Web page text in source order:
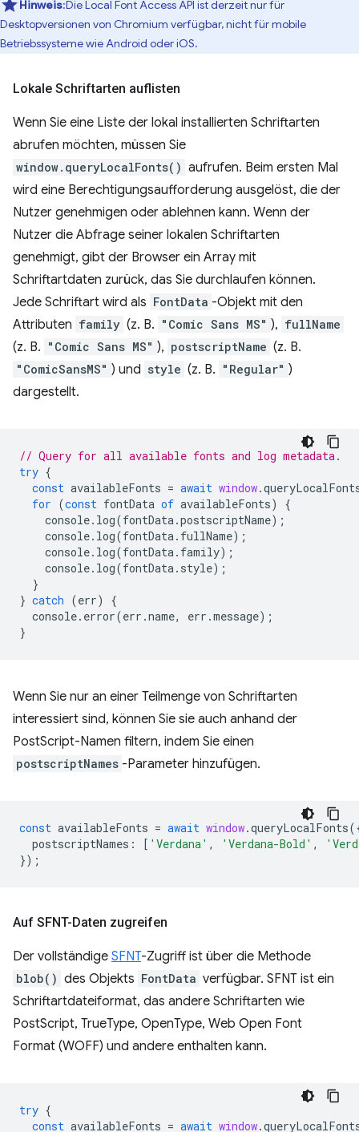
Hinweis:Die Local Font Access API ist derzeit nur für
Desktopversionen von Chromium verfügbar, nicht für mobile
Betriebssysteme wie Android oder iOS.
Lokale Schriftarten auflisten
Wenn Sie eine Liste der lokal installierten Schriftarten
abrufen möchten, müssen Sie
window.queryLocalFonts() aufrufen. Beim ersten Mal
wird eine Berechtigungsaufforderung ausgelöst, die der
Nutzer genehmigen oder ablehnen kann. Wenn der
Nutzer die Abfrage seiner lokalen Schriftarten
genehmigt, gibt der Browser ein Array mit
Schriftartdaten zurück, das Sie durchlaufen können.
Jede Schriftart wird als FontData -Objekt mit den
Attributen family (z. B. "Comic Sans MS" ), fullName
(z. B. "Comic Sans MS" ), postscriptName (z. B.
"ComicSansMS" ) und style (z. B. "Regular" )
dargestellt.
// Query for all available fonts and log metadata.
try {
const availableFonts = await window.
for (const fontData of availableFonts)
{
console. log(fontData.postscriptName);
console. log(fontData. fullName);
console. log(fontData. family);
console. log(fontData. style);
}
} catch (err)
{
console. error(err .name, err .message);
}
Wenn Sie nur an einer Teilmenge von Schriftarten
interessiert sind, können Sie sie auch anhand der
PostScript-Namen filtern, indem Sie einen
postscriptNames -Parameter hinzufügen.
const availableFonts = await window.queryLocalFonts
postscriptNames : [ 'Verdana' , 'Verdana-Bold' ,
});
Auf SFNT-Daten zugreifen
Der vollständige SFNT-Zugriff ist über die Methode
blob() des Objekts FontData verfügbar. SFNT ist ein
Schriftartdateiformat, das andere Schriftarten wie
PostScript, TrueType, OpenType, Web Open Font
Format (WOFF) und andere enthalten kann.
try {
const availableFonts = await window.